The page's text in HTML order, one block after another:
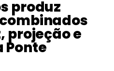
produz
projeção e
Ponte